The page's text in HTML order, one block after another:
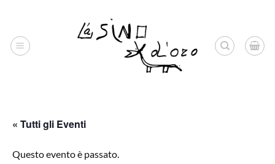
contenuti
« Tutti gli Eventi
Questo evento è passato.